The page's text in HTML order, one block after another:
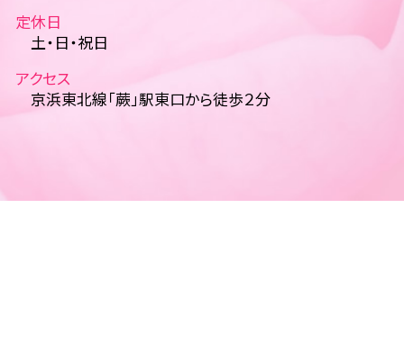
定休日
土・日・祝日
アクセス
京浜東北線「蕨」駅東口から徒歩２分